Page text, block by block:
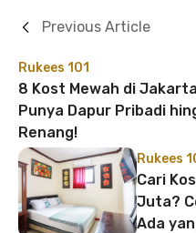
Rukees 101
8 Kost Mewah di
Punya Dapur Pribadi
Renang!
Previous Article
Rukees
Cari
Juta?
Ada